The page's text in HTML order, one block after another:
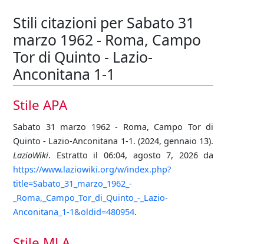
Stili citazioni per Sabato 31
marzo 1962 - Roma, Campo
Tor di Quinto - Lazio-
Anconitana 1-1
Stile APA
Sabato 31 marzo 1962 - Roma, Campo Tor di
Quinto - Lazio-Anconitana 1-1. (2024, gennaio 13).
LazioWiki. Estratto il 06:04, agosto 7, 2026 da
https://www.laziowiki.org/w/index.php?
title=Sabato_31_marzo_1962_-
_Roma,_Campo_Tor_di_Quinto_-_Lazio-
Anconitana_1-1&oldid=480954.